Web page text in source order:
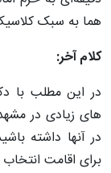
هما به سبک
کلام آخر:
های زیادی در
در آنها داشته
برای اقامت انتخاب